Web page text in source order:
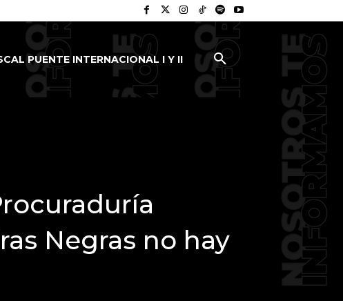
PUENTE INTERNACIONAL I Y II
Negras no hay